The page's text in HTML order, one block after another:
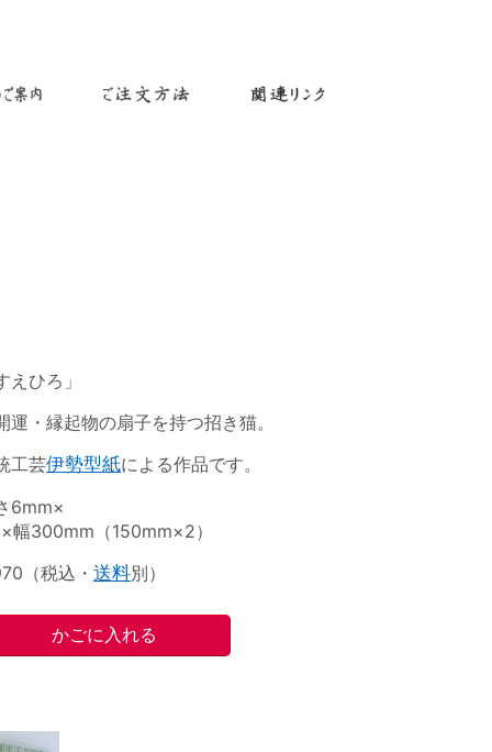
えひろ」
運・縁起物の扇子を持つ招き猫。
工芸伊勢型紙による作品です。
6mm×
幅300mm（150mm×2）
（税込・ 送料別）